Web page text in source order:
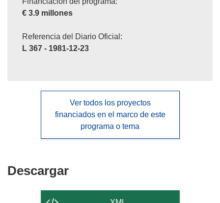
€ 3.9 millones
Referencia del Diario Oficial:
L 367 - 1981-12-23
Ver todos los proyectos
financiados en el marco de este
programa o tema
DescargarDescargar